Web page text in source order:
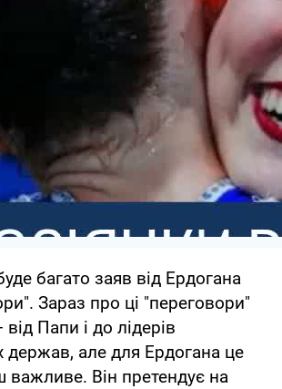
багато заяв від Ердогана
Зараз про ці "переговори"
від Папи і до лідерів
держав, але для Ердогана це
важливе. Він претендує на